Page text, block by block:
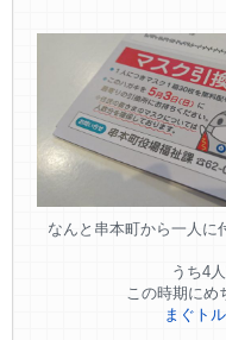
なんと串本町から一人に
うち4
この時期にめ
まぐト